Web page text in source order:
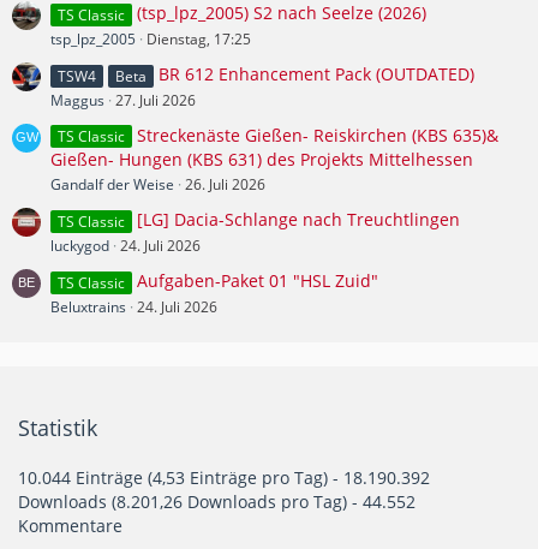
TS Classic (tsp_lpz_2005) S2 nach Seelze (2026)
tsp_lpz_2005
Dienstag, 17:25
TSW4
Beta BR 612 Enhancement Pack (OUTDATED)
Maggus 27. Juli 2026
TS Classic Streckenäste Gießen- Reiskirchen (KBS 635)&
Gießen- Hungen (KBS 631) des Projekts Mittelhessen
Gandalf der Weise 26. Juli 2026
TS Classic
[LG] Dacia-Schlange nach Treuchtlingen
luckygod 24. Juli 2026
TS Classic Aufgaben-Paket 01 "HSL Zuid"
Beluxtrains 24. Juli 2026
Statistik
10.044 Einträge (4,53 Einträge pro Tag) - 18.190.392
Downloads (8.201,26 Downloads pro Tag) - 44.552
Kommentare